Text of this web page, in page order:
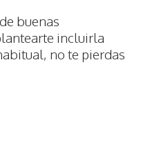
buenas
incluirla
no te pierdas